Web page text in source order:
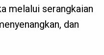
melalui serangkaian
dan